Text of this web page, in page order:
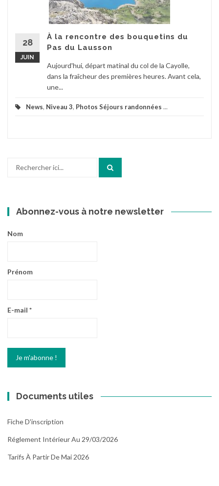
28
JUIN
À la rencontre des bouquetins du
Pas du Lausson
Aujourd'hui, départ matinal du col de la Cayolle,
dans la fraîcheur des premières heures. Avant cela,
une...
News, Niveau 3, Photos Séjours randonnées ...
Abonnez-vous à notre newsletter
Nom
Prénom
E-mail *
Documents utiles
Fiche D'inscription
Réglement Intérieur Au 29/03/2026
Tarifs À Partir De Mai 2026